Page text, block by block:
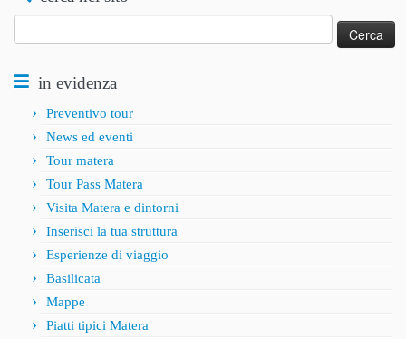
per:
in evidenza
Preventivo tour
News ed eventi
Tour matera
Tour Pass Matera
Visita Matera e dintorni
Inserisci la tua struttura
Esperienze di viaggio
Basilicata
Mappe
Piatti tipici Matera